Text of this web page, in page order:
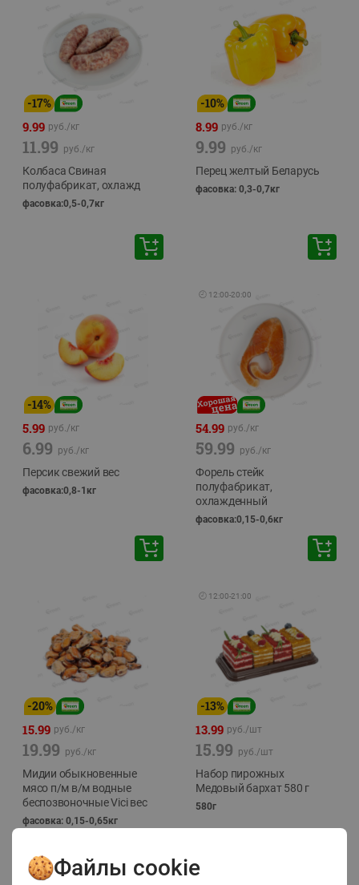
-17%
9.99 руб./кг
11.99 руб./кг
Колбаса Свиная
полуфабрикат, охлажд
фасовка:0,5-0,7кг
-10%
8.99 руб./кг
9.99 руб./кг
Перец желтый Беларусь
фасовка: 0,3-0,7кг
-14%
5.99 руб./кг
6.99 руб./кг
Персик свежий вес
фасовка:0,8-1кг
🕘 12:00-20:00
54.99 руб./кг
59.99 руб./кг
Форель стейк
полуфабрикат,
охлажденный
фасовка:0,15-0,6кг
-20%
15.99 руб./кг
19.99 руб./кг
Мидии обыкновенные
мясо п/м в/м водные
беспозвоночные Vici вес
фасовка: 0,15-0,65кг
🕘 12:00-21:00
-13%
13.99 руб./шт
15.99 руб./шт
Набор пирожных
Медовый бархат 580 г
580г
Файлы cookie